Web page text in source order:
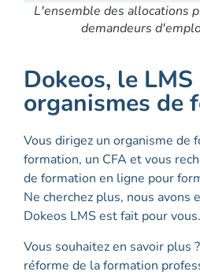
L'ensemble des allocations
demandeurs
Dokeos, le LMS
organismes de
Vous dirigez un organisme de
formation, un CFA et vous
de formation en ligne pour
Ne cherchez plus, nous avons
Dokeos LMS est fait pour vous.
Vous souhaitez en savoir plus
réforme de la formation